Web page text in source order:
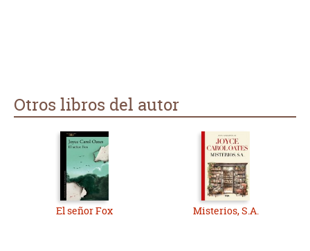
Otros libros del autor
El señor Fox Misterios, S.A.